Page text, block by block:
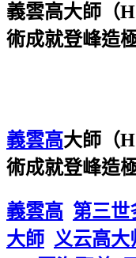
義雲高大師（
術成就登峰造
義雲高大師（
術成就登峰造
義雲高 第三世
大師 义云高大